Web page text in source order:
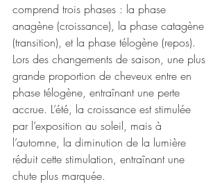
comprend trois phases : la phase
anagène (croissance), la phase catagène
(transition), et la phase télogène (repos).
Lors des changements de saison, une plus
grande proportion de cheveux entre en
phase télogène, entraînant une perte
accrue. L’été, la croissance est stimulée
par l’exposition au soleil, mais à
l’automne, la diminution de la lumière
réduit cette stimulation, entraînant une
chute plus marquée.